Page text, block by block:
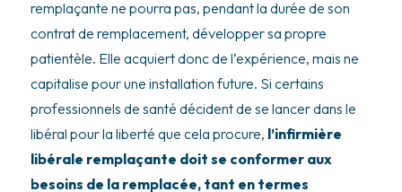
remplaçante ne pourra pas, pendant la durée de son
contrat de remplacement, développer sa propre
patientèle. Elle acquiert donc de l’expérience, mais ne
capitalise pour une installation future. Si certains
professionnels de santé décident de se lancer dans le
libéral pour la liberté que cela procure, l’infirmière
libérale remplaçante doit se conformer aux
besoins de la remplacée, tant en termes